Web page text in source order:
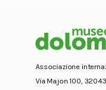
Associazione
Via Majon 100, 32043